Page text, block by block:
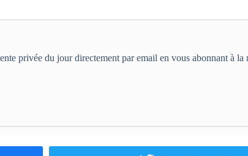
privée du jour directement par email en vous abonnant à